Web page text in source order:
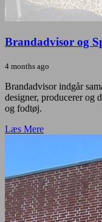
Brandadvisor og
4 months ago
Brandadvisor indgår
designer, producerer og
og fodtøj.
Læs Mere